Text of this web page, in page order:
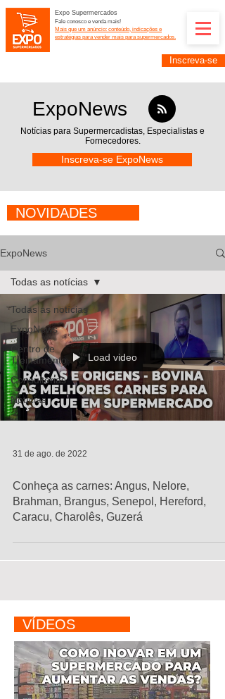
Expo Supermercados
Fale conosco e venda mais!
Mais que um anúncio: conteúdo, indicações e
estratégias para vender mais para supermercados.
Inscreva-se
ExpoNews
Notícias para Supermercadistas, Especialistas e
Fornecedores.
Inscreva-se ExpoNews
NOVIDADES
ExpoNews
Todas as notícias
ExpoNews
Centro de
Treinamento
Consultorias
Notícias
Todas as notícias
Load video
31 de ago. de 2022
Conheça as carnes: Angus, Nelore,
Brahman, Brangus, Senepol, Hereford,
Caracu, Charolês, Guzerá
VÍDEOS